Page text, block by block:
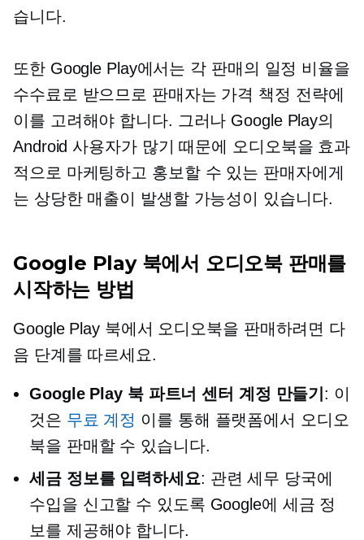
습니다.
또한 Google Play에서는 각 판매의 일정 비율을
수수료로 받으므로 판매자는 가격 책정 전략에
이를 고려해야 합니다. 그러나 Google Play의
Android 사용자가 많기 때문에 오디오북을 효과
적으로 마케팅하고 홍보할 수 있는 판매자에게
는 상당한 매출이 발생할 가능성이 있습니다.
Google Play 북에서 오디오북 판매를
시작하는 방법
Google Play 북에서 오디오북을 판매하려면 다
음 단계를 따르세요.
Google Play 북 파트너 센터 계정 만들기 : 이
것은 무료 계정 이를 통해 플랫폼에서 오디오
북을 판매할 수 있습니다.
세금 정보를 입력하세요: 관련 세무 당국에
수입을 신고할 수 있도록 Google에 세금 정
보를 제공해야 합니다.